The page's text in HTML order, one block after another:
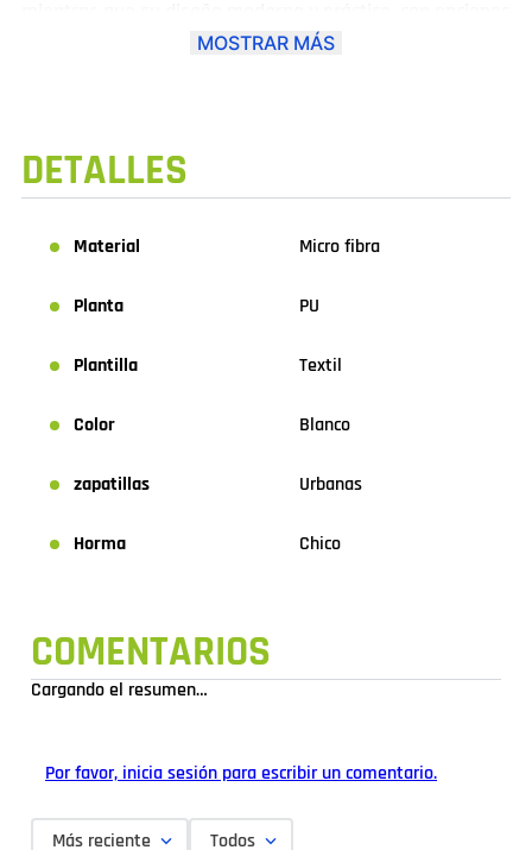
de cierre de cordones o velcro, las convierte en ideales
MOSTRAR MÁS
DETALLES
Material Micro fibra
Planta PU
Plantilla Textil
Color Blanco
zapatillas Urbanas
Horma Chico
COMENTARIOS
Cargando el resumen…
Por favor, inicia sesión para escribir un comentario.
Más reciente Todos